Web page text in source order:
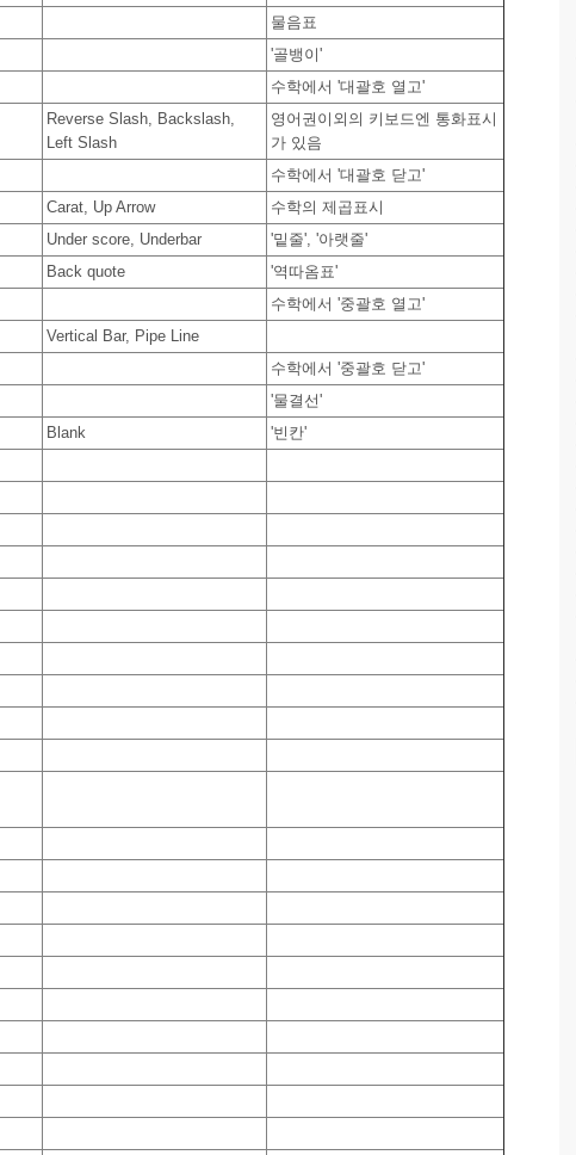
물음표
'골뱅이'
수학에서 '대괄호 열고'
Reverse Slash, Backslash,
Left Slash
영어권이외의 키보드엔 통화표시
가 있음
수학에서 '대괄호 닫고'
Carat, Up Arrow
수학의 제곱표시
Under score, Underbar
'밑줄', '아랫줄'
Back quote
'역따옴표'
수학에서 '중괄호 열고'
Vertical Bar, Pipe Line
수학에서 '중괄호 닫고'
'물결선'
Blank
'빈칸'